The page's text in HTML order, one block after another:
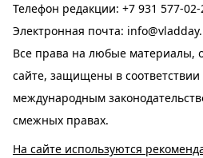
Телефон редакции: +7 931 577-
Электронная почта:
Все права на любые материалы,
сайте, защищены в соответствии
международным
смежных правах.
На сайте используются